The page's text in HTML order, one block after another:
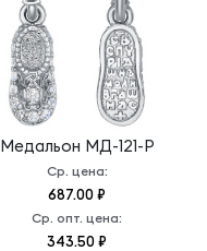
Медальон МД-121-Р
Ср. цена:
687.00 ₽
Ср. опт. цена:
343.50 ₽